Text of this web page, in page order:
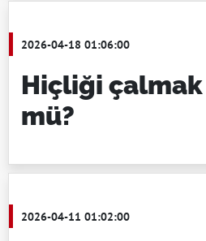
2026-04-18 01:06:00
Hiçliği
mü?
2026-04-11 01:02:00